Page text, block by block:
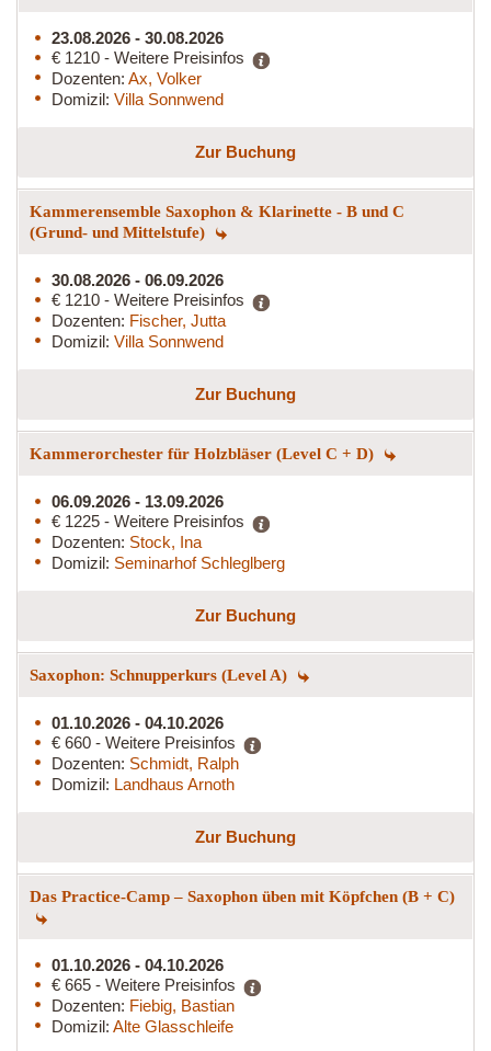
23.08.2026 - 30.08.2026
€ 1210 - Weitere Preisinfos
Dozenten: Ax, Volker
Domizil: Villa Sonnwend
Zur Buchung
Kammerensemble Saxophon & Klarinette - B und C
(Grund- und Mittelstufe)
30.08.2026 - 06.09.2026
€ 1210 - Weitere Preisinfos
Dozenten: Fischer, Jutta
Domizil: Villa Sonnwend
Zur Buchung
Kammerorchester für Holzbläser (Level C + D)
06.09.2026 - 13.09.2026
€ 1225 - Weitere Preisinfos
Dozenten: Stock, Ina
Domizil: Seminarhof Schleglberg
Zur Buchung
Saxophon: Schnupperkurs (Level A)
01.10.2026 - 04.10.2026
€ 660 - Weitere Preisinfos
Dozenten: Schmidt, Ralph
Domizil: Landhaus Arnoth
Zur Buchung
Das Practice-Camp – Saxophon üben mit Köpfchen (B + C)
01.10.2026 - 04.10.2026
€ 665 - Weitere Preisinfos
Dozenten: Fiebig, Bastian
Domizil: Alte Glasschleife